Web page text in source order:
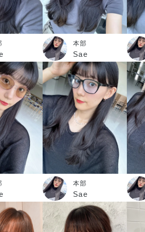
本部
Sae
本部
Sae